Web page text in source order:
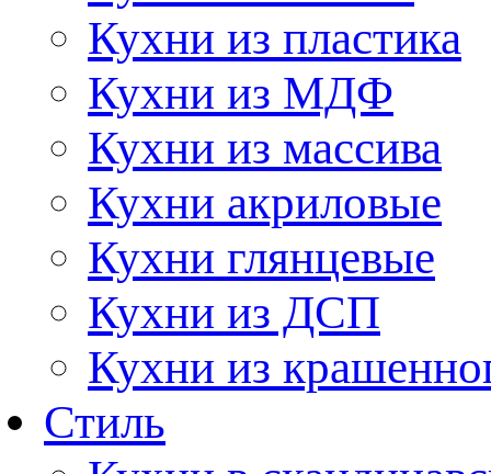
Кухни из пластика
Кухни из МДФ
Кухни из массива
Кухни акриловые
Кухни глянцевые
Кухни из ДСП
Кухни из
Стиль